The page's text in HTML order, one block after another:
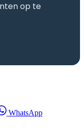
op te
WhatsApp